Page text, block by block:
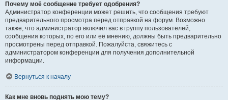
Почему моё сообщение требует одобрения?
Администратор конференции может решить, что сообщения требуют
предварительного просмотра перед отправкой на форум. Возможно
также, что администратор включил вас в группу пользователей,
сообщения которых, по его или её мнению, должны быть предварительно
просмотрены перед отправкой. Пожалуйста, свяжитесь с
администратором конференции для получения дополнительной
информации.
Вернуться к началу
Как мне вновь поднять мою тему?